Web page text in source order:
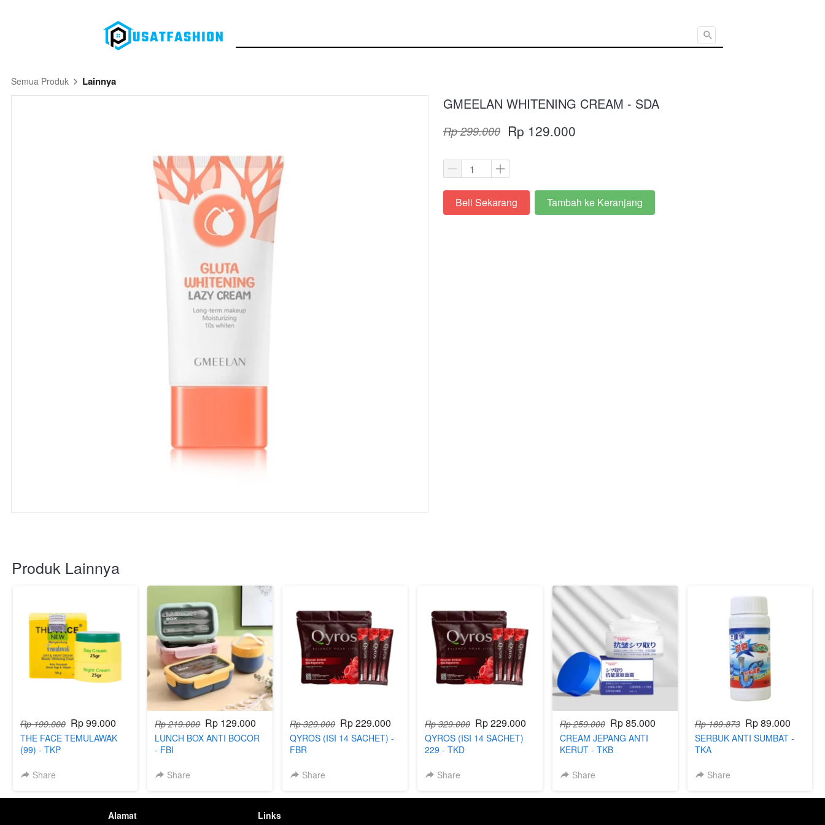
Semua Produk Lainnya
GMEELAN WHITENING CREAM - SDA
Rp 299.000 Rp 129.000
`Beli Sekarang `
Tambah ke Keranjang
Produk Lainnya
Rp 199.000 Rp 99.000
THE FACE TEMULAWAK
(99) - TKP
Share
Rp 219.000 Rp 129.000
LUNCH BOX ANTI BOCOR
- FBI
Share
Rp 329.000 Rp 229.000
QYROS (ISI 14 SACHET) -
FBR
Share
Rp 329.000 Rp 229.000
QYROS (ISI 14 SACHET)
229 - TKD
Share
Rp 259.000 Rp 85.000
CREAM JEPANG ANTI
KERUT - TKB
Share
Rp 189.873 Rp 89.000
SERBUK ANTI SUMBAT -
TKA
Share
Alamat Links